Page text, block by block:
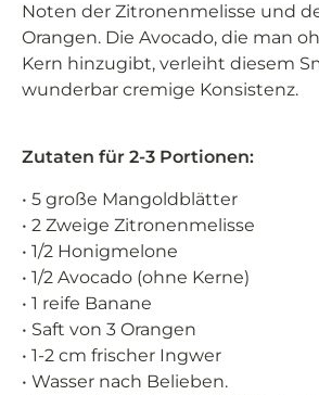
Noten der Zitronenmelisse und
Orangen. Die Avocado, die man
Kern hinzugibt, verleiht diesem
wunderbar cremige Konsistenz.
Zutaten für 2-3 Portionen:
• 5 große Mangoldblätter
• 2 Zweige Zitronenmelisse
• 1/2 Honigmelone
• 1/2 Avocado (ohne Kerne)
• 1 reife Banane
• Saft von 3 Orangen
• 1-2 cm frischer Ingwer
• Wasser nach Belieben.